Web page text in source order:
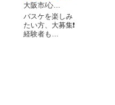
大阪市/心…
バスケを楽しみ
たい方、大募集❗️
経験者も…